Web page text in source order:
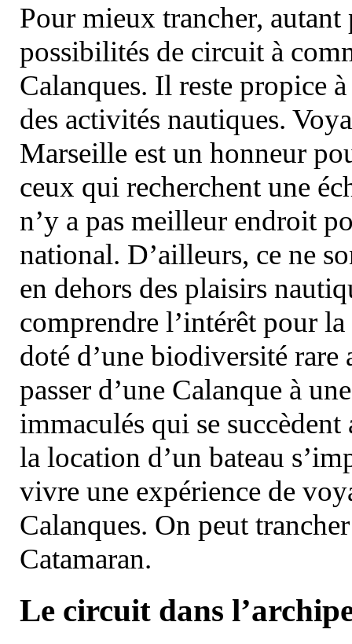
Pour mieux trancher, autant
possibilités de circuit à
Calanques. Il reste propice
des activités nautiques.
Marseille est un honneur
ceux qui recherchent une
n’y a pas meilleur endroit
national. D’ailleurs, ce ne
en dehors des plaisirs
comprendre l’intérêt pour
doté d’une biodiversité
passer d’une Calanque à
immaculés qui se
la location d’un bateau
vivre une expérience de
Calanques. On peut
Catamaran.
Le circuit dans